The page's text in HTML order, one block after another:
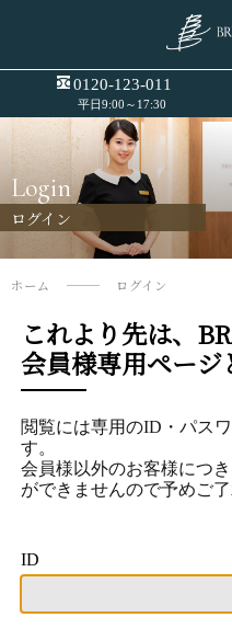
0120-123-011
平日9:00～17:30
Login
ログイン
ホーム ログイン
これより先は、
会員様専用ページ
閲覧には専用のID・パス
す。
会員様以外のお客様につ
ができませんので予めご了
ID